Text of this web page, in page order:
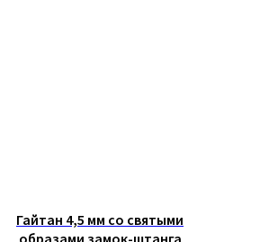
Гайтан 4,5 мм со святыми